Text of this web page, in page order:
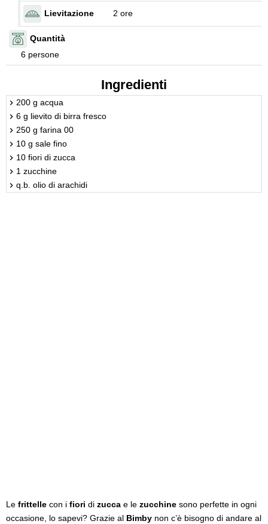
Lievitazione 2 ore
Quantità
6 persone
Ingredienti
200 g acqua
6 g lievito di birra fresco
250 g farina 00
10 g sale fino
10 fiori di zucca
1 zucchine
q.b. olio di arachidi
Le frittelle con i fiori di zucca e le zucchine sono perfette in ogni
occasione, lo sapevi? Grazie al Bimby non c’è bisogno di andare al